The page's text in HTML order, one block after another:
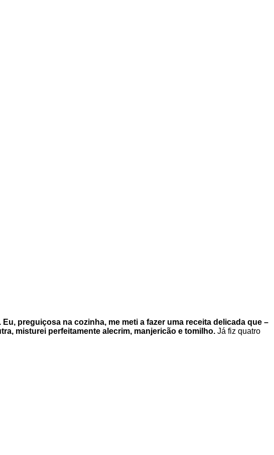
preguiçosa na cozinha, me meti a fazer uma receita delicada que –
misturei perfeitamente alecrim, manjericão e tomilho. Já fiz quatro